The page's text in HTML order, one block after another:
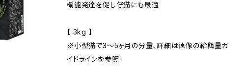
機能発達を促し仔猫にも最適
【 3kg 】
※小型猫で3〜5ヶ月の分量、詳細は画像の給餌量ガ
イドラインを参照